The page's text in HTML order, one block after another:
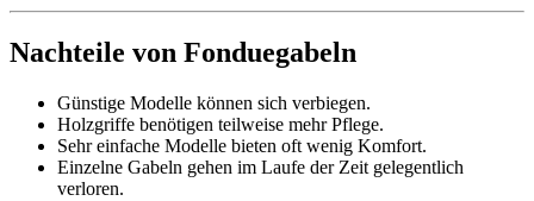
Nachteile von Fonduegabeln
Günstige Modelle können sich verbiegen.
Holzgriffe benötigen teilweise mehr Pflege.
Sehr einfache Modelle bieten oft wenig Komfort.
Einzelne Gabeln gehen im Laufe der Zeit gelegentlich
verloren.